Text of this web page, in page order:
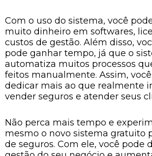
Com o uso do sistema, você
muito dinheiro em softwares,
custos de gestão. Além disso,
pode ganhar tempo, já que o
automatiza muitos processos
feitos manualmente. Assim,
dedicar mais ao que realmente
vender seguros e atender seus
Não perca mais tempo e
mesmo o novo sistema gratuito
de seguros. Com ele, você pode